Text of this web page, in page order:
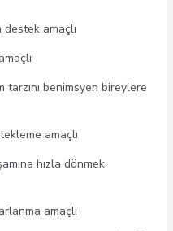
amaçlı
tarzını benimsyen bireylere
amaçlı
hızla dönmek
amaçlı